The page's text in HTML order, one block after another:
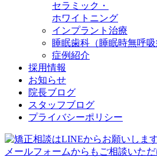
セラミック・
ホワイトニング
インプラント治療
睡眠歯科（睡眠時無呼吸
症例紹介
採用情報
お知らせ
院長ブログ
スタッフブログ
プライバシーポリシー
メールフォームからもご相談いただ